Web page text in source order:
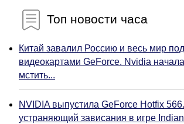
Топ новости часа
Китай завалил Россию и весь мир
видеокартами GeForce. Nvidia
мстить...
NVIDIA выпустила GeForce Hotfix
устраняющий зависания в игре